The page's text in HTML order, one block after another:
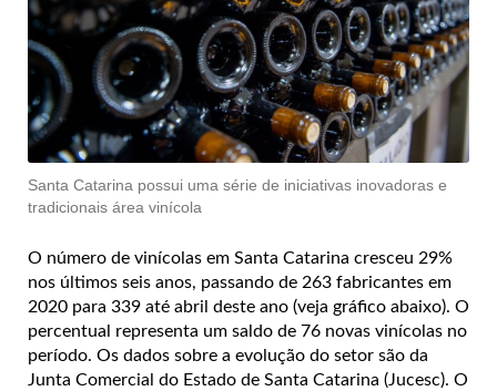
Santa Catarina possui uma série de iniciativas inovadoras e
tradicionais área vinícola
O número de vinícolas em Santa Catarina cresceu 29%
nos últimos seis anos, passando de 263 fabricantes em
2020 para 339 até abril deste ano (veja gráfico abaixo). O
percentual representa um saldo de 76 novas vinícolas no
período. Os dados sobre a evolução do setor são da
Junta Comercial do Estado de Santa Catarina (Jucesc). O